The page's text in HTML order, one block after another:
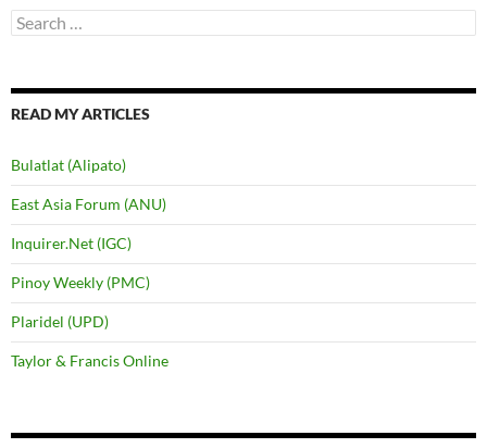
Search
for:
READ MY ARTICLES
Bulatlat (Alipato)
East Asia Forum (ANU)
Inquirer.Net (IGC)
Pinoy Weekly (PMC)
Plaridel (UPD)
Taylor & Francis Online